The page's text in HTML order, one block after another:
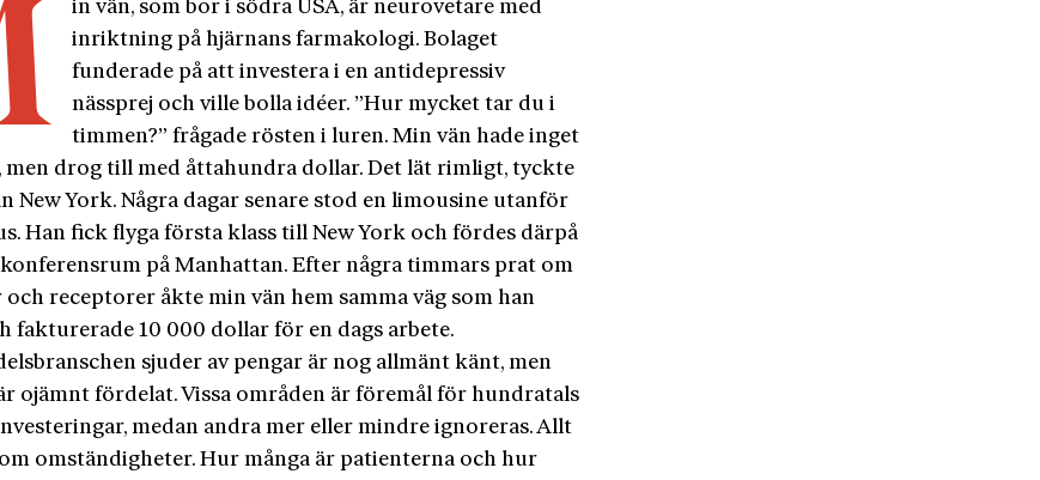
in vän, som bor i södra USA, är neurovetare med
inriktning på hjärnans farmakologi. Bolaget
funderade på att investera i en antidepressiv
nässprej och ville bolla idéer. ”Hur mycket tar du i
timmen?” frågade rösten i luren. Min vän hade inget
men drog till med åttahundra dollar. Det lät rimligt, tyckte
New York. Några dagar senare stod en limousine utanför
Han fick flyga förs­ta klass till New York och fördes därpå
på Manhattan. Efter några timmars prat om
receptorer åkte min vän hem samma väg som han
fakturerade 10 000 dollar för en dags arbete.
sjuder av pengar är nog allmänt känt, men
ojämnt fördelat. Vissa områden är föremål för hundratals
medan andra mer eller mindre ignoreras. Allt
omständigheter. Hur många är patienterna och hur